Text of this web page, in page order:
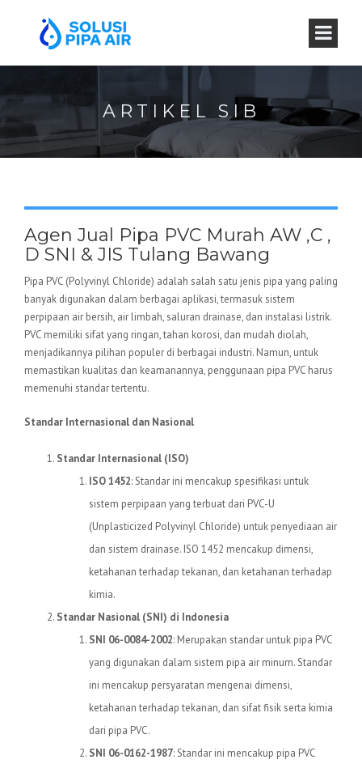
ARTIKEL SIB
Agen Jual Pipa PVC Murah AW ,C ,
D SNI & JIS Tulang Bawang
Pipa PVC (Polyvinyl Chloride) adalah salah satu jenis pipa yang paling
banyak digunakan dalam berbagai aplikasi, termasuk sistem
perpipaan air bersih, air limbah, saluran drainase, dan instalasi listrik.
PVC memiliki sifat yang ringan, tahan korosi, dan mudah diolah,
menjadikannya pilihan populer di berbagai industri. Namun, untuk
memastikan kualitas dan keamanannya, penggunaan pipa PVC harus
memenuhi standar tertentu.
Standar Internasional dan Nasional
Standar Internasional (ISO)
ISO 1452: Standar ini mencakup spesifikasi untuk
sistem perpipaan yang terbuat dari PVC-U
(Unplasticized Polyvinyl Chloride) untuk penyediaan air
dan sistem drainase. ISO 1452 mencakup dimensi,
ketahanan terhadap tekanan, dan ketahanan terhadap
kimia.
Standar Nasional (SNI) di Indonesia
SNI 06-0084-2002: Merupakan standar untuk pipa PVC
yang digunakan dalam sistem pipa air minum. Standar
ini mencakup persyaratan mengenai dimensi,
ketahanan terhadap tekanan, dan sifat fisik serta kimia
dari pipa PVC.
SNI 06-0162-1987: Standar ini mencakup pipa PVC